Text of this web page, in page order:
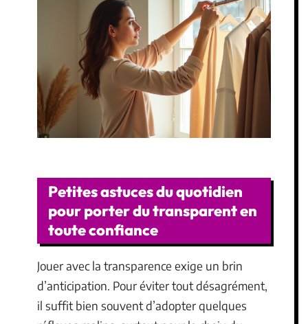
Petites astuces du quotidien
pour porter du transparent en
toute confiance
Jouer avec la transparence exige un brin
d’anticipation. Pour éviter tout désagrément,
il suffit bien souvent d’adopter quelques